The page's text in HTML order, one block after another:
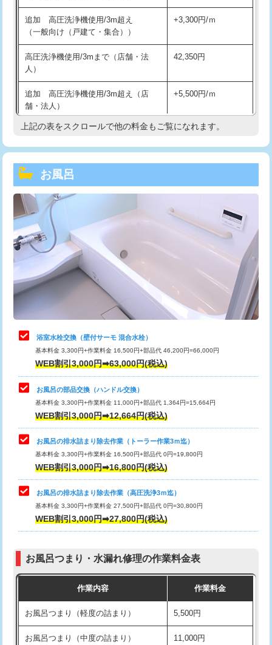
追加 高圧洗浄機使用/3m超え
（一般向け（戸建て・集合））
+3,300円/ｍ
高圧洗浄機使用/3mまで（店舗・法
人）
42,350円
追加 高圧洗浄機使用/3m超え（店
舗・法人）
+5,500円/ｍ
高度高圧洗浄換 現地調査
トーラー機使用/3mまで
追加トーラー機使用/3m超え
カメラ調査 33,000円
桝清掃 8,800円
止水・漏水調査・防水処理・清掃・修
理・調整・分解・加工など（軽作業）
止水・漏水調査・防水処理・清掃・修
理・調整・分解・加工など（中作業）
22,000円
止水・漏水調査・防水処理・清掃・修
理・調整・分解・加工など（重作業）
33,000円
トイレタンク脱着
トイレ便器脱着
タンクレストイレ脱着 33,000円
小便器トイレ脱着
その他部品の脱着 8,800円～
交換・取付（タンク）
交換・取付（普通便座） 11,000円+材料費
交換・取付（温水洗浄便座） 16,500円+材料費
交換・取付(単水栓（壁付・デッキ
式）)
13,200円+材料費
上記の表をスクロールで他の料金もご覧になれます。
お風呂
浴室水栓交換（壁付サーモ 混合水栓）
基本料金 3,300円+作業料金 16,500円+部品代 46,200円=66,000円
WEB割引3,000円➡63,000円(税込)
お風呂の部品交換（ハンドル交換）
基本料金 3,300円+作業料金 11,000円+部品代 1,364円=15,664円
WEB割引3,000円➡12,664円(税込)
お風呂の排水詰まり除去作業（トーラー作業3ｍ迄）
基本料金 3,300円+作業料金 16,500円+部品代 0円=19,800円
WEB割引3,000円➡16,800円(税込)
お風呂の排水詰まり除去作業（高圧洗浄3ｍ迄）
基本料金 3,300円+作業料金 27,500円+部品代 0円=30,800円
WEB割引3,000円➡27,800円(税込)
お風呂つまり・水漏れ修理の作業料金表
作業内容 作業料金
お風呂つまり（軽度の詰まり） 5,500円
お風呂つまり（中度の詰まり） 11,000円